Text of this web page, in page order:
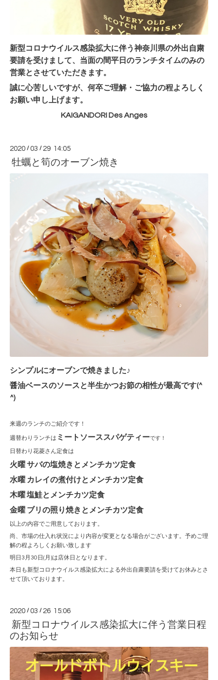
新型コロナウイルス感染拡大に伴う神奈川県の外出自粛
要請を受けまして、当面の間平日のランチタイムのみの
営業とさせていただきます。
誠に心苦しいですが、何卒ご理解・ご協力の程よろしく
お願い申し上げます。
KAIGANDORI Des Anges
2020 /03 / 29 14:05
牡蠣と筍のオーブン焼き
シンプルにオーブンで焼きました♪
醤油ベースのソースと半生かつお節の相性が最高です(^
^)
来週のランチのご紹介です！
週替わりランチは ミートソーススパゲティーです！
日替わり花菱さん定食は
火曜 サバの塩焼きとメンチカツ定食
水曜 カレイの煮付けとメンチカツ定食
木曜 塩鮭とメンチカツ定食
金曜 ブリの照り焼きとメンチカツ定食
以上の内容でご用意しております。
尚、市場の仕入れ状況により内容が変更となる場合がございます。予めご理
解の程よろしくお願い致します
明日3月30日(月)は店休日となります。
本日も新型コロナウイルス感染拡大による外出自粛要請を受けてお休みとさ
せて頂いております。
2020 /03 / 26 15:06
新型コロナウイルス感染拡大に伴う営業日程
のお知らせ